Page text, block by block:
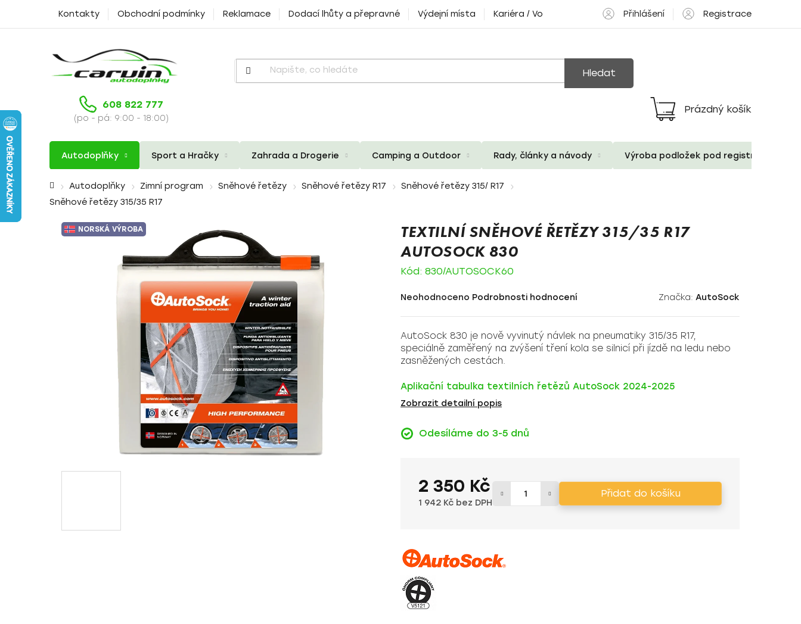
Kontakty Obchodní podmínky Reklamace Dodací lhůty a přepravné Výdejní místa Kariéra / Volné pozice Přihlášení Registrace
Hledat
608 822 777
(po - pá: 9:00 - 18:00)
Nákupní
košík
Prázdný košík
Autodoplňky Sport a Hračky Zahrada a Drogerie Camping a Outdoor Rady, články a návody Výroba podložek pod registrační
Domů Autodoplňky Zimní program Sněhové řetězy Sněhové řetězy R17
Sněhové řetězy 315/ R17
Sněhové řetězy 315/35 R17
TEXTILNÍ SNĚHOVÉ ŘETĚZY 315/35 R17
AUTOSOCK 830
Kód: 830/AUTOSOCK60
Průměrné
je
0,0
z
hvězdiček.
Neohodnoceno Podrobnosti hodnocení Značka: AutoSock
AutoSock 830 je nově vyvinutý návlek na pneumatiky 315/35 R17,
speciálně zaměřený na zvýšení tření kola se silnicí při jízdě na ledu nebo
zasněžených cestách.
Aplikační tabulka textilních řetězů AutoSock 2024-2025
Zobrazit detailní popis
Odesíláme do 3-5 dnů
2 350 Kč
1 942 Kč bez DPH
Přidat do košíku
NORSKÁ VÝROBA